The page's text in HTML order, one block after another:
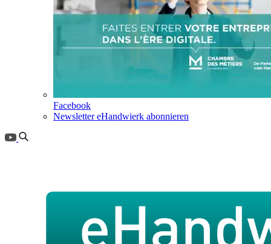
Facebook
Newsletter eHandwierk abonnieren